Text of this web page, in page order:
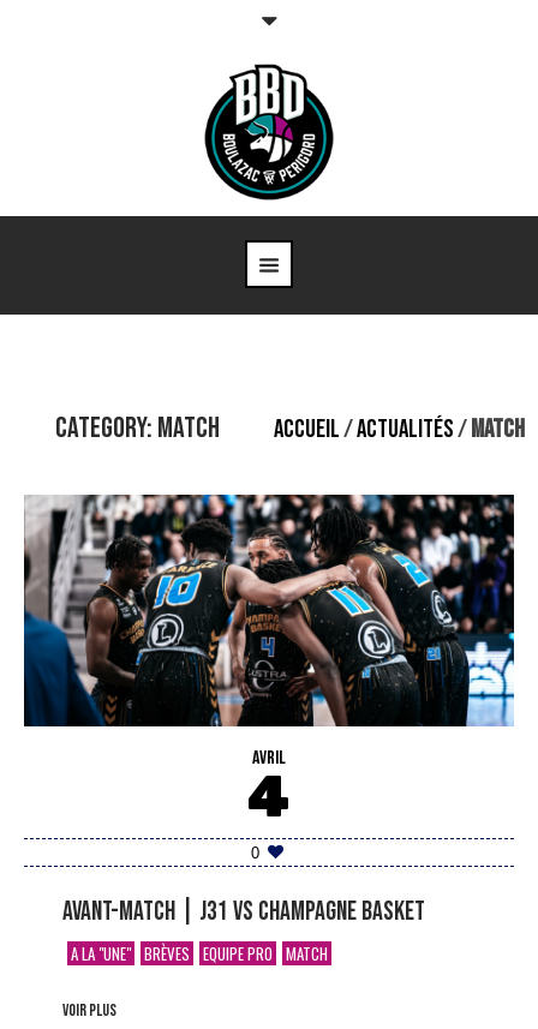
Category: Match ACCUEIL/ACTUALITÉS/ MATCH
AVRIL
4
0
Avant-match | J31 vs Champagne Basket
A LA "UNE" BRÈVES EQUIPE PRO MATCH
voir plus